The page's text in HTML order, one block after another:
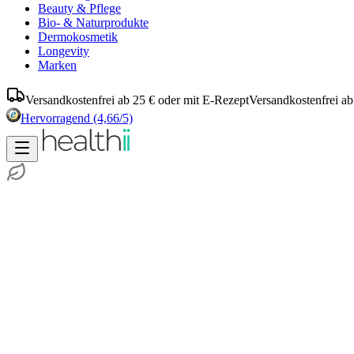
Beauty & Pflege
Bio- & Naturprodukte
Dermokosmetik
Longevity
Marken
Versandkostenfrei ab 25 € oder mit E-RezeptVersandkostenfrei
Hervorragend (4,66/5)